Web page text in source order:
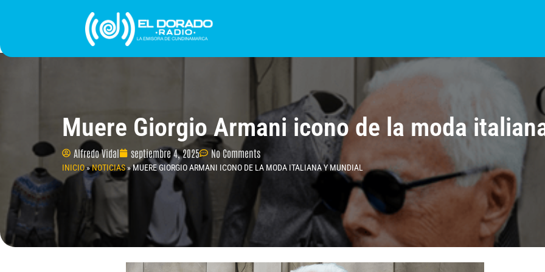
¿QUIÉNES SOMOS? BOGOTÁ INTERNACIONAL
Muere Giorgio Armani icono de la moda
Alfredo Vidal septiembre 4, 2025 No Comments
INICIO»NOTICIAS»MUERE GIORGIO ARMANI ICONO DE LA MODA ITALIANA Y MUNDIAL